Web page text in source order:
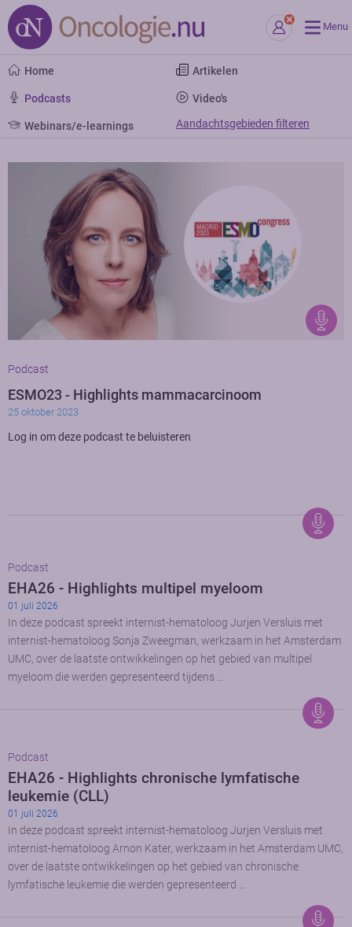
Menu
Home Artikelen
Podcasts Video's
Webinars/e-learnings Aandachtsgebieden filteren
Podcast
ESMO23 - Highlights mammacarcinoom
25 oktober 2023
Log in om deze podcast te beluisteren
Podcast
EHA26 - Highlights multipel myeloom
01 juli 2026
In deze podcast spreekt internist-hematoloog Jurjen Versluis met
internist-hematoloog Sonja Zweegman, werkzaam in het Amsterdam
UMC, over de laatste ontwikkelingen op het gebied van multipel
myeloom die werden gepresenteerd tijdens …
Podcast
EHA26 - Highlights chronische lymfatische
leukemie (CLL)
01 juli 2026
In deze podcast spreekt internist-hematoloog Jurjen Versluis met
internist-hematoloog Arnon Kater, werkzaam in het Amsterdam UMC,
over de laatste ontwikkelingen op het gebied van chronische
lymfatische leukemie die werden gepresenteerd …